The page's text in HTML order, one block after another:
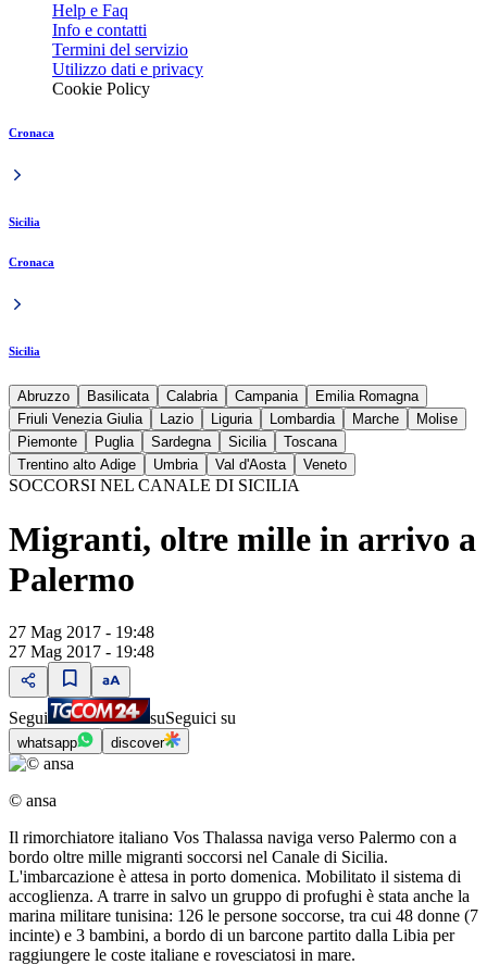
Help e Faq
Info e contatti
Termini del servizio
Utilizzo dati e privacy
Cookie Policy
Cronaca
Sicilia
Cronaca
Sicilia
Abruzzo Basilicata Calabria Campania
Emilia Romagna
Friuli Venezia Giulia
Lazio Liguria Lombardia Marche
Molise
Piemonte
Puglia Sardegna Sicilia
Toscana
Trentino alto Adige
Umbria Val d'Aosta Veneto
SOCCORSI NEL CANALE DI SICILIA
Migranti, oltre mille in arrivo a
Palermo
27 Mag 2017 - 19:48
27 Mag 2017 - 19:48
Segui suSeguici su
whatsapp discover
© ansa
Il rimorchiatore italiano Vos Thalassa naviga verso Palermo con a
bordo oltre mille migranti soccorsi nel Canale di Sicilia.
L'imbarcazione è attesa in porto domenica. Mobilitato il sistema di
accoglienza. A trarre in salvo un gruppo di profughi è stata anche la
marina militare tunisina: 126 le persone soccorse, tra cui 48 donne (7
incinte) e 3 bambini, a bordo di un barcone partito dalla Libia per
raggiungere le coste italiane e rovesciatosi in mare.